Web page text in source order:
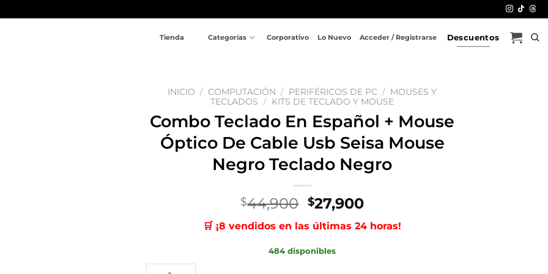
Tienda Categorías Corporativo Lo Nuevo Acceder / Registrarse Descuentos
INICIO / COMPUTACIÓN / PERIFÉRICOS DE PC / MOUSES Y
TECLADOS
/ KITS DE TECLADO Y MOUSE
Combo Teclado En Español + Mouse
Óptico De Cable Usb Seisa Mouse
Negro Teclado Negro
$44,900 El
precio
original
era:
$27,900El
actual
🛒 ¡8 vendidos en las últimas 24 horas!
484 disponibles
Combo Teclado En Español + Mouse Óptico De Cable Usb Seisa Mouse Negro Teclado